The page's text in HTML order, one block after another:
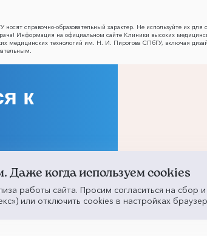
справочно-образовательный характер. Не используйте их
Информация на официальном сайте Клиники высоких
медицинских технологий им. Н. И. Пирогова СПбГУ, включая
к
Даже когда используем cookies
работы сайта. Просим согласиться на сбор
или отключить cookies в настройках